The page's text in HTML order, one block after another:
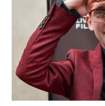
WN
MAJALENGKA
WN
SUBANG
WN
SUKABUMI